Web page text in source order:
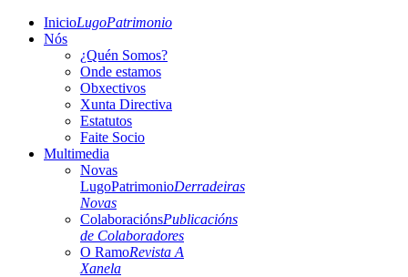
InicioLugoPatrimonio
Nós
¿Quén Somos?
Onde estamos
Obxectivos
Xunta Directiva
Estatutos
Faite Socio
Multimedia
Novas
LugoPatrimonioDerradeiras
Novas
ColaboraciónsPublicacións
de Colaboradores
O RamoRevista A
Xanela